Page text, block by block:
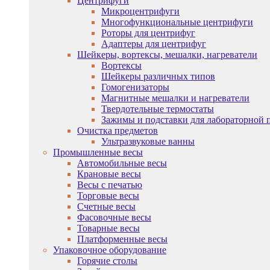
Микроцентрифуги
Многофункциональные центрифуги
Роторы для центрифуг
Адаптеры для центрифуг
Шейкеры, вортексы, мешалки, нагреватели
Вортексы
Шейкеры различных типов
Гомогенизаторы
Магнитные мешалки и нагреватели
Твердотельные термостаты
Зажимы и подставки для лабораторной
Очистка предметов
Ультразвуковые ванны
Промышленные весы
Автомобильные весы
Крановые весы
Весы с печатью
Торговые весы
Счетные весы
Фасовочные весы
Товарные весы
Платформенные весы
Упаковочное оборудование
Горячие столы